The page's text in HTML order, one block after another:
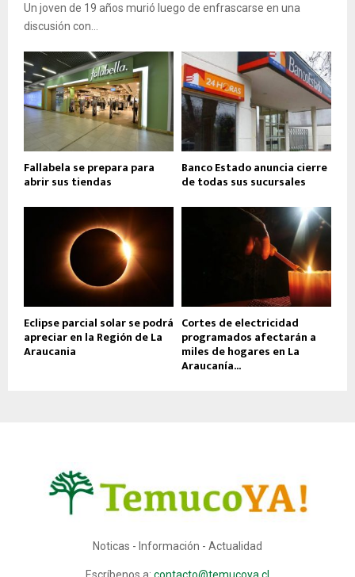
Un joven de 19 años murió luego de enfrascarse en una
discusión con...
Fallabela se prepara para
abrir sus tiendas
Banco Estado anuncia cierre
de todas sus sucursales
Eclipse parcial solar se podrá
apreciar en la Región de La
Araucania
Cortes de electricidad
programados afectarán a
miles de hogares en La
Araucanía...
Noticas - Información - Actualidad